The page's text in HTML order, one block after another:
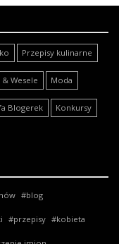
Przepisy kulinarne
& Wesele Moda
Blogerek Konkursy
blog
przepisy kobieta